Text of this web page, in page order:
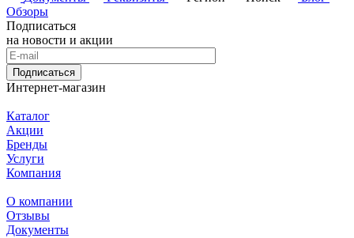
Обзоры
Подписаться
на новости и акции
Подписаться
Интернет-магазин
Каталог
Акции
Бренды
Услуги
Компания
О компании
Отзывы
Документы